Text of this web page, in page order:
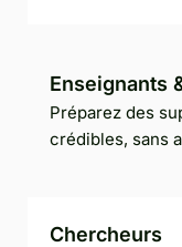
Enseignants
Préparez des
crédibles, sans
Chercheurs